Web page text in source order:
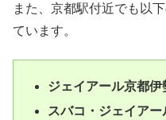
また、京都駅付近でも以
ています。
ジェイアール京都伊
スバコ・ジェイア